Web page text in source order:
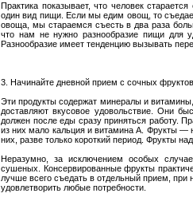
Практика показывает, что человек
один вид пищи. Если мы едим овощ, то
овоща, мы стараемся съесть в два раза
что нам не нужно разнообразие пищи для
Разнообразие имеет тенденцию вызывать
3. Начинайте дневной прием с сочных
Эти продукты содержат минералы и
доставляют вкусовое удовольствие. Они
должен после еды сразу приняться работу.
из них мало кальция и витамина А. Фрукты —
них, разве только короткий период. Фрукты
Неразумно, за исключением особых
сушеных. Консервированные фрукты
лучше всего съедать в отдельный прием,
удовлетворить любые потребности.